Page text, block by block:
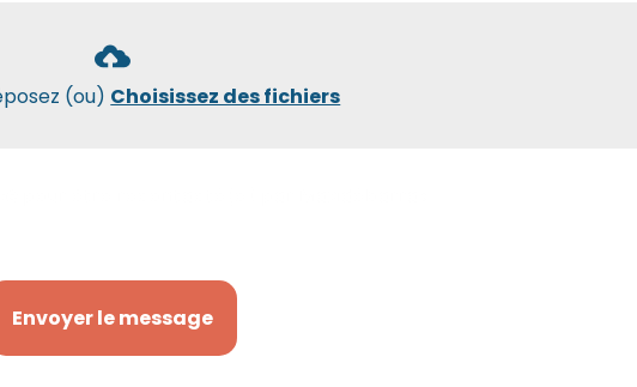
(ou) Choisissez des fichiers
Envoyer le message